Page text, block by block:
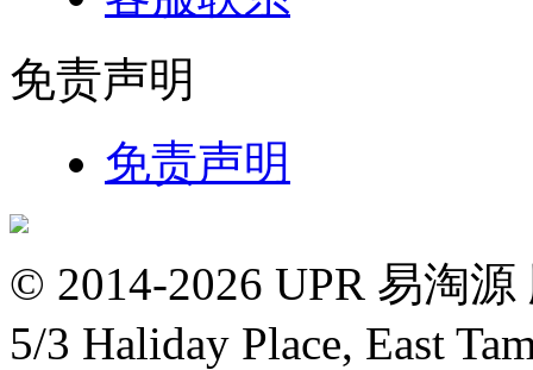
免责声明
免责声明
© 2014-2026 UPR 易淘
5/3 Haliday Place, East